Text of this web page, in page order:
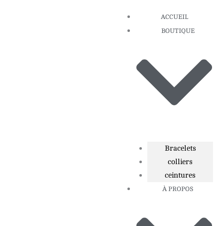
ACCUEIL
BOUTIQUE
Bracelets
colliers
ceintures
À PROPOS